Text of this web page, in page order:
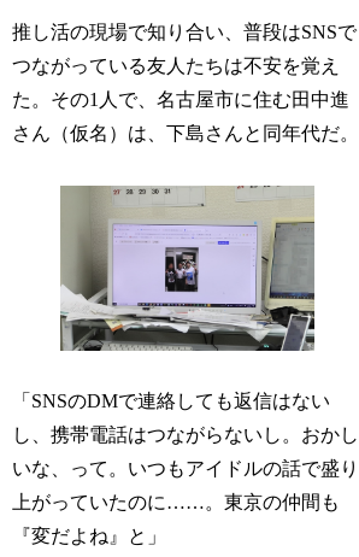
推し活の現場で知り合い、普段はSNSで
つながっている友人たちは不安を覚え
た。その1人で、名古屋市に住む田中進
さん（仮名）は、下島さんと同年代だ。
「SNSのDMで連絡しても返信はない
し、携帯電話はつながらないし。おかし
いな、って。いつもアイドルの話で盛り
上がっていたのに……。東京の仲間も
『変だよね』と」